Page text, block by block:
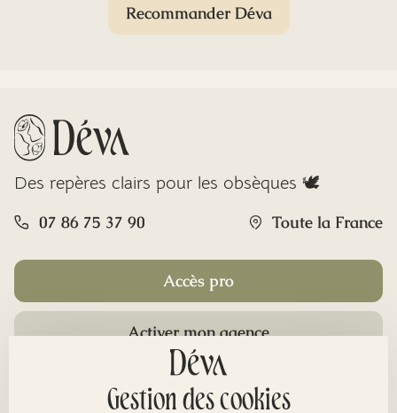
Recommander Déva
Des repères clairs pour les obsèques 🕊️
07 86 75 37 90 Toute la France
Accès pro
Activer mon agence
Gestion des cookies